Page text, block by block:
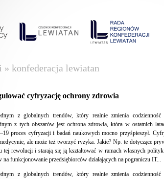
» konfederacja lewiatan
cyfryzację ochrony zdrowia
z globalnych trendów, który realnie zmienia
z tych obszarów jest ochrona zdrowia, która w ostatnich
proces cyfryzacji i badań naukowych mocno przyśpieszył.
ale może też tworzyć ryzyka. Jakie? Np. te dotyczące
tej rewolucji i starają się ją kształtować w ramach własnych
na funkcjonowanie przedsiębiorców działających na pograniczu IT...
z globalnych trendów, który realnie zmienia